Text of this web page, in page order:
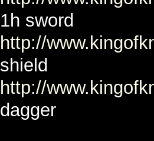
1h sword
http://
shield
http://
dagger